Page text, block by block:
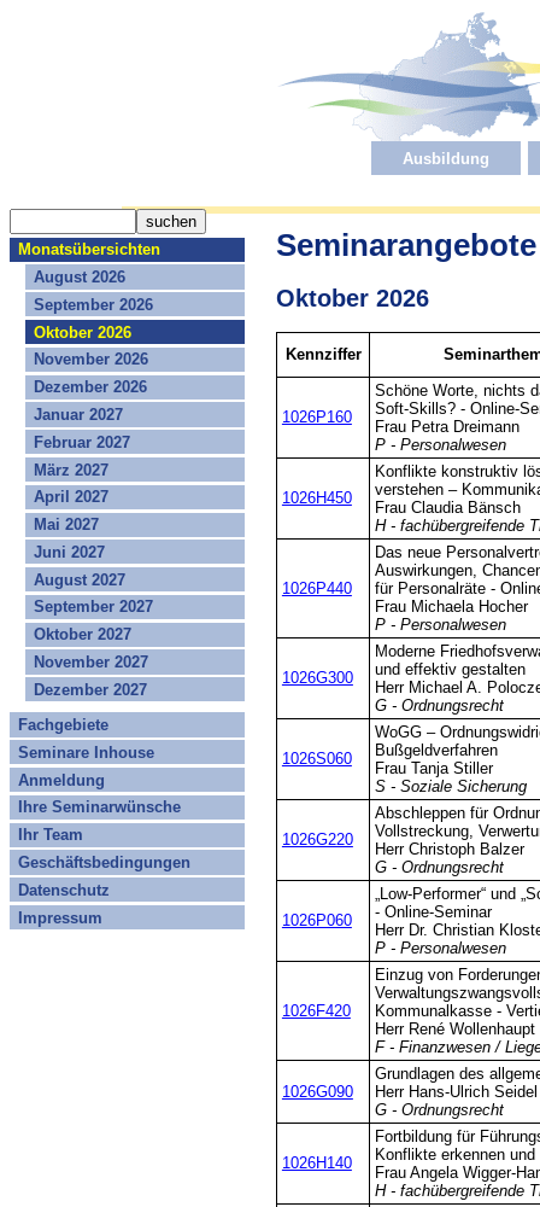
Ausbildung
Monatsübersichten
August 2026
September 2026
Oktober 2026
November 2026
Dezember 2026
Januar 2027
Februar 2027
März 2027
April 2027
Mai 2027
Juni 2027
August 2027
September 2027
Oktober 2027
November 2027
Dezember 2027
Fachgebiete
Seminare Inhouse
Anmeldung
Ihre Seminarwünsche
Ihr Team
Geschäftsbedingungen
Datenschutz
Impressum
Seminarangebote
Oktober 2026
Kennziffer
1026P160
Schöne Worte, nichts
Soft-Skills? - Online-
Frau Petra Dreimann
P - Personalwesen
1026H450
Konflikte konstruktiv
verstehen –
Frau Claudia Bänsch
H - fachübergreifende
1026P440
Das neue
Auswirkungen,
für Personalräte -
Frau Michaela Hocher
P - Personalwesen
1026G300
Moderne
und effektiv gestalten
Herr Michael A.
G - Ordnungsrecht
1026S060
WoGG –
Bußgeldverfahren
Frau Tanja Stiller
S - Soziale Sicherung
1026G220
Abschleppen für
Vollstreckung,
Herr Christoph Balzer
G - Ordnungsrecht
1026P060
„Low-Performer“ und
- Online-Seminar
Herr Dr. Christian
P - Personalwesen
1026F420
Einzug von
Kommunalkasse -
Herr René Wollenhaupt
F - Finanzwesen /
1026G090
Grundlagen des
Herr Hans-Ulrich Seidel
G - Ordnungsrecht
1026H140
Fortbildung für
Konflikte erkennen und
Frau Angela Wigger-
H - fachübergreifende